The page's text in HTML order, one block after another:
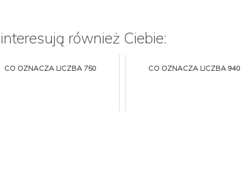
również Ciebie:
CO OZNACZA LICZBA 750 CO OZNACZA LICZBA 940